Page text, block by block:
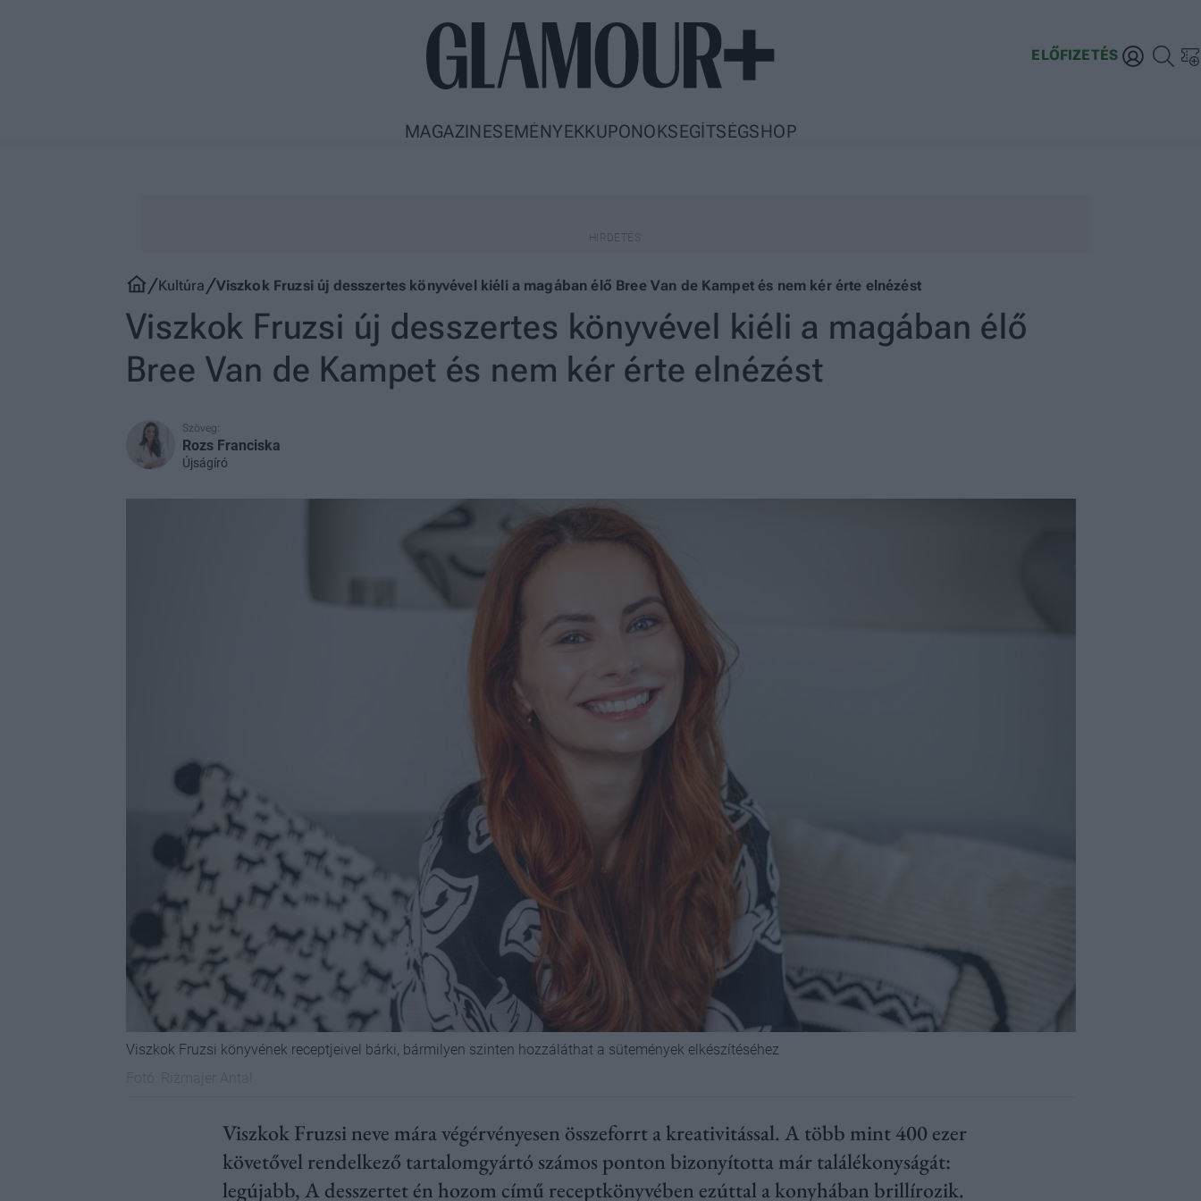
ELŐFIZETÉS
MAGAZIN ESEMÉNYEKKUPONOKSEGÍTSÉGSHOP
Kultúra Viszkok Fruzsi új desszertes könyvével kiéli a magában élő Bree Van de Kampet és nem kér érte elnézést
Viszkok Fruzsi új desszertes könyvével kiéli a magában élő
Bree Van de Kampet és nem kér érte elnézést
Szöveg:
Rozs Franciska
Újságíró
Viszkok Fruzsi könyvének receptjeivel bárki, bármilyen szinten hozzáláthat a sütemények elkészítéséhez
Viszkok Fruzsi neve mára végérvényesen összeforrt a kreativitással. A több mint 400 ezer
követővel rendelkező tartalomgyártó számos ponton bizonyította már találékonyságát:
legújabb, A desszertet én hozom című receptkönyvében ezúttal a konyhában brillírozik.